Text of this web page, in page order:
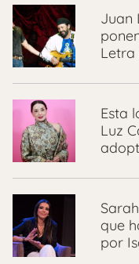
Juan
Letra
Esta
Luz
que
por